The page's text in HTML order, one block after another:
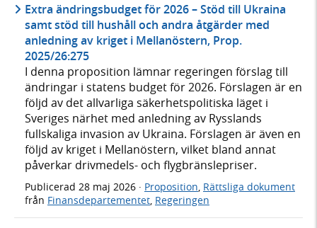
Extra ändringsbudget för 2026 – Stöd till Ukraina
samt stöd till hushåll och andra åtgärder med
anledning av kriget i Mellanöstern, Prop.
2025/26:275
I denna proposition lämnar regeringen förslag till
ändringar i statens budget för 2026. Förslagen är en
följd av det allvarliga säkerhetspolitiska läget i
Sveriges närhet med anledning av Rysslands
fullskaliga invasion av Ukraina. Förslagen är även en
följd av kriget i Mellanöstern, vilket bland annat
påverkar drivmedels- och flygbränslepriser.
Publicerad 28 maj 2026 · Proposition, Rättsliga dokument
från Finansdepartementet, Regeringen